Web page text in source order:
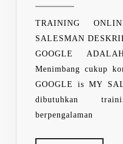
TRAINING
SALESMAN
GOOGLE
Menimbang cukup
GOOGLE is MY
dibutuhkan
berpengalaman